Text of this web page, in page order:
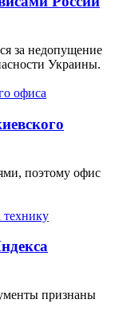
за недопущение
Украины.
поэтому офис
признаны